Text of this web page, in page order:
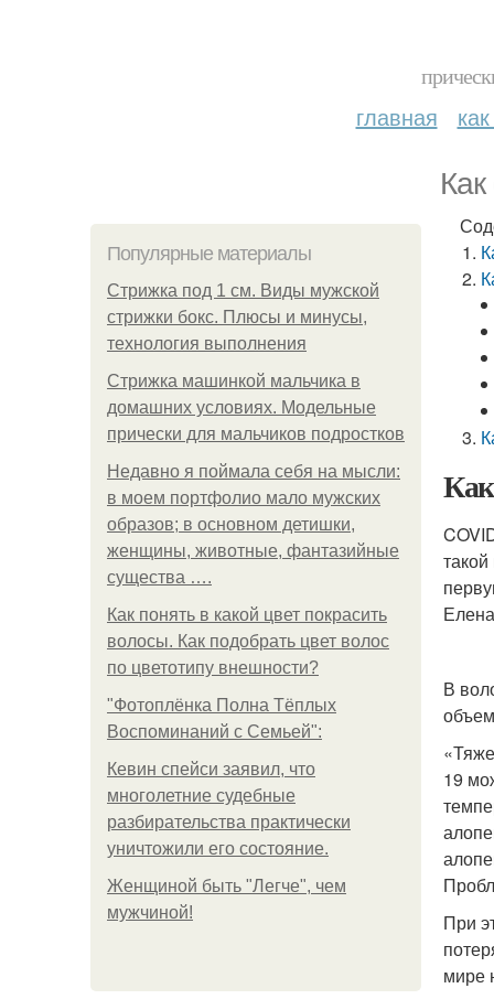
главная
Популярные материалы
Стрижка под 1 см. Виды мужской
стрижки бокс. Плюсы и минусы,
технология выполнения
Стрижка машинкой мальчика в
домашних условиях. Модельные
прически для мальчиков подростков
Недавно я поймала себя на мысли:
в моем портфолио мало мужских
образов; в основном детишки,
женщины, животные, фантазийные
существа ….
Как понять в какой цвет покрасить
волосы. Как подобрать цвет волос
по цветотипу внешности?
"Фотоплёнка Полна Тёплых
Воспоминаний с Семьей":
Кевин спейси заявил, что
многолетние судебные
разбирательства практически
уничтожили его состояние.
Женщиной быть "Легче", чем
мужчиной!
В
19
При
мире